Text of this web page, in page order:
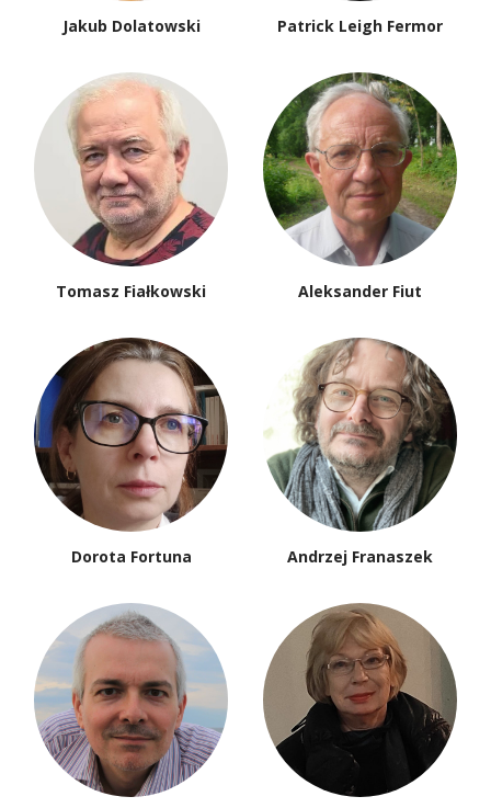
Jakub Dolatowski Patrick Leigh Fermor
Tomasz Fiałkowski Aleksander Fiut
Dorota Fortuna Andrzej Franaszek